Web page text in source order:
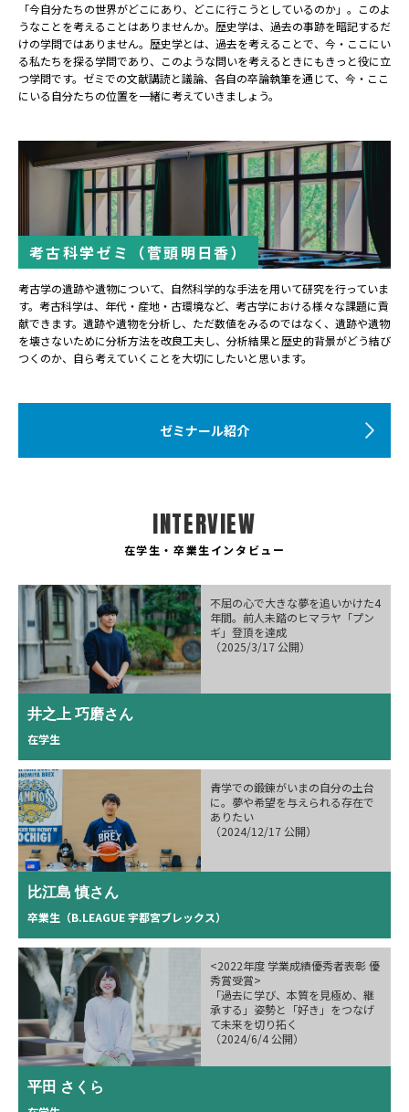
「今自分たちの世界がどこにあり、どこに行こうとしているのか」。このよ
うなことを考えることはありませんか。歴史学は、過去の事跡を暗記するだ
けの学問ではありません。歴史学とは、過去を考えることで、今・ここにい
る私たちを探る学問であり、このような問いを考えるときにもきっと役に立
つ学問です。ゼミでの文献講読と議論、各自の卒論執筆を通じて、今・ここ
にいる自分たちの位置を一緒に考えていきましょう。
考古科学ゼミ（菅頭明日香）
考古学の遺跡や遺物について、自然科学的な手法を用いて研究を行っていま
す。考古科学は、年代・産地・古環境など、考古学における様々な課題に貢
献できます。遺跡や遺物を分析し、ただ数値をみるのではなく、遺跡や遺物
を壊さないために分析方法を改良工夫し、分析結果と歴史的背景がどう結び
つくのか、自ら考えていくことを大切にしたいと思います。
ゼミナール紹介
INTERVIEW
在学生・卒業生インタビュー
不屈の心で大きな夢を追いかけた4
年間。前人未踏のヒマラヤ「プン
ギ」登頂を達成
（2025/3/17 公開）
井之上 巧磨さん
在学生
青学での鍛錬がいまの自分の土台
に。夢や希望を与えられる存在で
ありたい
（2024/12/17 公開）
比江島 慎さん
卒業生（B.LEAGUE 宇都宮ブレックス）
<2022年度 学業成績優秀者表彰 優
秀賞受賞>
「過去に学び、本質を見極め、継
承する」姿勢と「好き」をつなげ
て未来を切り拓く
（2024/6/4 公開）
平田 さくら